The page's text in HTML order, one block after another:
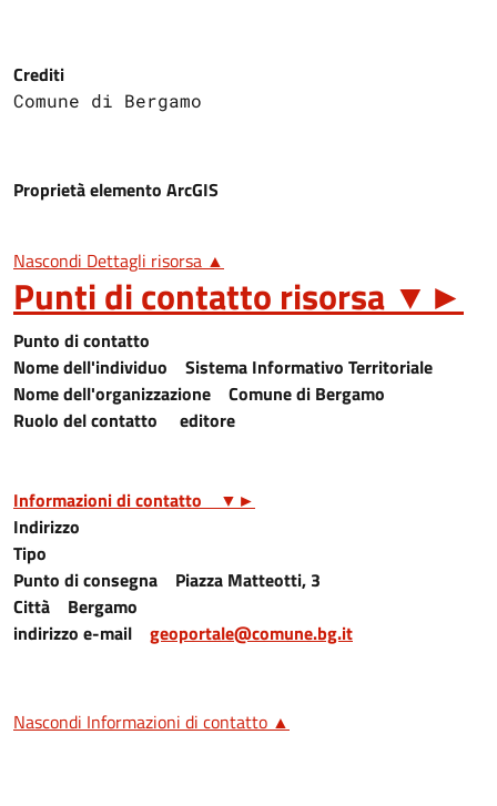
Crediti
Comune di Bergamo
Proprietà elemento ArcGIS
Nascondi Dettagli risorsa ▲
Punti di contatto risorsa ▼ ►
Punto di contatto
Nome dell'individuo Sistema Informativo Territoriale
Nome dell'organizzazione Comune di Bergamo
Ruolo del contatto editore
Informazioni di contatto ▼ ►
Indirizzo
Tipo
Punto di consegna Piazza Matteotti, 3
Città Bergamo
indirizzo e-mail
geoportale@comune.bg.it
Nascondi Informazioni di contatto ▲